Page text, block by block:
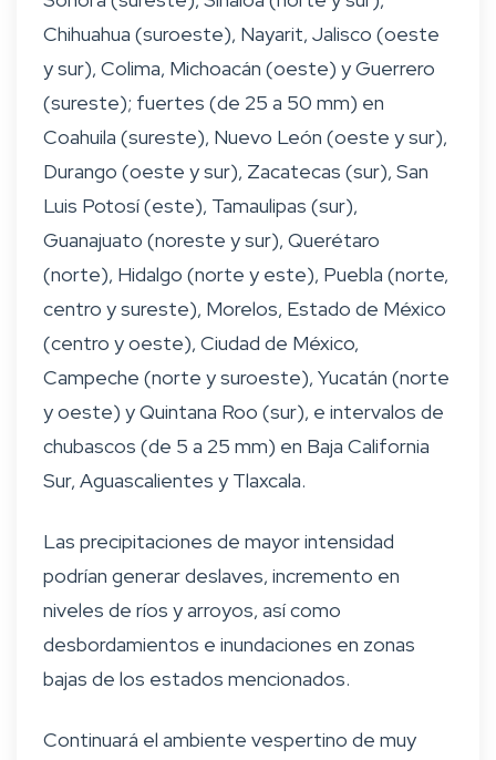
Chihuahua (suroeste), Nayarit, Jalisco (oeste
y sur), Colima, Michoacán (oeste) y Guerrero
(sureste); fuertes (de 25 a 50 mm) en
Coahuila (sureste), Nuevo León (oeste y sur),
Durango (oeste y sur), Zacatecas (sur), San
Luis Potosí (este), Tamaulipas (sur),
Guanajuato (noreste y sur), Querétaro
(norte), Hidalgo (norte y este), Puebla (norte,
centro y sureste), Morelos, Estado de México
(centro y oeste), Ciudad de México,
Campeche (norte y suroeste), Yucatán (norte
y oeste) y Quintana Roo (sur), e intervalos de
chubascos (de 5 a 25 mm) en Baja California
Sur, Aguascalientes y Tlaxcala.
Las precipitaciones de mayor intensidad
podrían generar deslaves, incremento en
niveles de ríos y arroyos, así como
desbordamientos e inundaciones en zonas
bajas de los estados mencionados.
Continuará el ambiente vespertino de muy